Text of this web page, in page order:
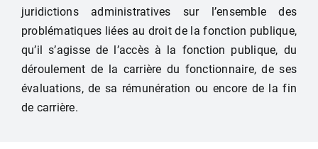
juridictions administratives sur l’ensemble des
problématiques liées au droit de la fonction publique,
qu’il s’agisse de l’accès à la fonction publique, du
déroulement de la carrière du fonctionnaire, de ses
évaluations, de sa rémunération ou encore de la fin
de carrière.